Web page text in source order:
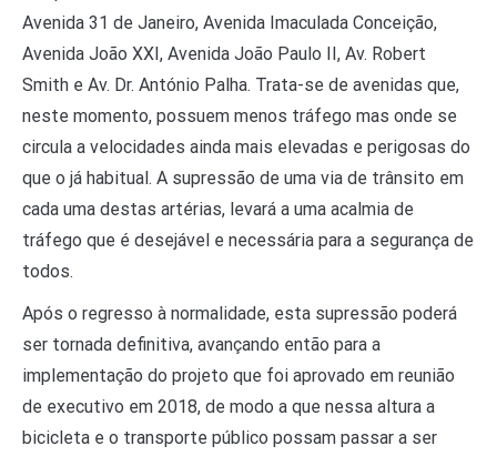
Avenida 31 de Janeiro, Avenida Imaculada Conceição,
Avenida João XXI, Avenida João Paulo II, Av. Robert
Smith e Av. Dr. António Palha. Trata-se de avenidas que,
neste momento, possuem menos tráfego mas onde se
circula a velocidades ainda mais elevadas e perigosas do
que o já habitual. A supressão de uma via de trânsito em
cada uma destas artérias, levará a uma acalmia de
tráfego que é desejável e necessária para a segurança de
todos.
Após o regresso à normalidade, esta supressão poderá
ser tornada definitiva, avançando então para a
implementação do projeto que foi aprovado em reunião
de executivo em 2018, de modo a que nessa altura a
bicicleta e o transporte público possam passar a ser